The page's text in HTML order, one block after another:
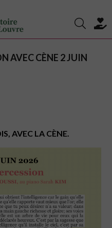
AVEC CÈNE 2 JUIN
AVEC LA CÈNE.